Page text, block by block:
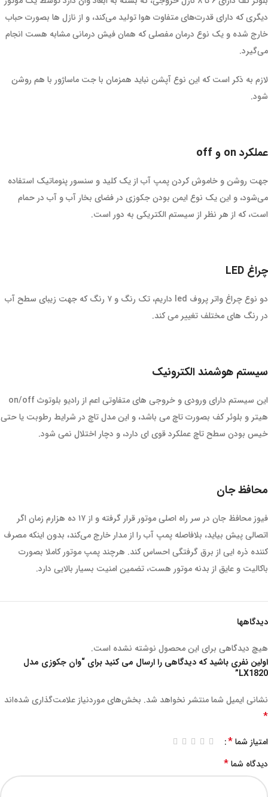
دیگری که دارای قدرت‌های متفاوت هوا تولید می‌کند، و از نازل ها بصورت حباب
خارج شده و یک نوع درمان مفصلی که همان فیش درمانی مشابه هست انجام
می‌گیرد.
لازم به ذکر است که این نوع آپشن نباید همزمان با جت ماساژور با هم روشن
شود.
عملکرد on و off
جهت روشن و خاموش کردن پمپ آب از یک کلید و سنسور پنوماتیک استفاده
می‌شود، و این یک نوع ایمن بودن جکوزی در فضای بخار آب و آب در حمام
است، که از هر نظر از سیستم الکتریکی به دور است.
چراغ LED
دو نوع چراغ واتر پروف led داریم، تک رنگ و ۷ رنگ که جهت زیبای سطح آب
در رنگ های مختلف تغییر می کند.
سیستم هوشمند الکترونیک
این سیستم دارای ورودی و خروجی های متفاوتی اعم از رادیو بلوتوث on/off
هیتر و بلوئر کف بصورت تاچ می باشد، و این مدل تاچ در شرایط رطوبت یا حتی
خیس بودن سطح تاچ عملکرد قوی ای دارد، و دچار اختلال نمی شود.
محافظ جان
فیوز محافظ جان در سر راه اصلی موتور قرار گرفته و از ۱۷ ده هزارم زمان اگر
اتصالی پیش بیاید، بلافاصله پمپ آب را از مدار خارج می‌کند، بدون اینکه مصرف
کننده ذره ایی از برق گرفتگی احساس کند. هرچند پمپ موتور کاملا بصورت
باکالیت و عایق از بدنه موتور هست، تضمین امنیت بسیار بالایی دارد.
دیدگاهها
هیچ دیدگاهی برای این محصول نوشته نشده است.
اولین نفری باشید که دیدگاهی را ارسال می کنید برای “وان جکوزی مدل
LX1820”
نشانی ایمیل شما منتشر نخواهد شد. بخش‌های موردنیاز علامت‌گذاری شده‌اند
*
امتیاز شما*
دیدگاه شما*